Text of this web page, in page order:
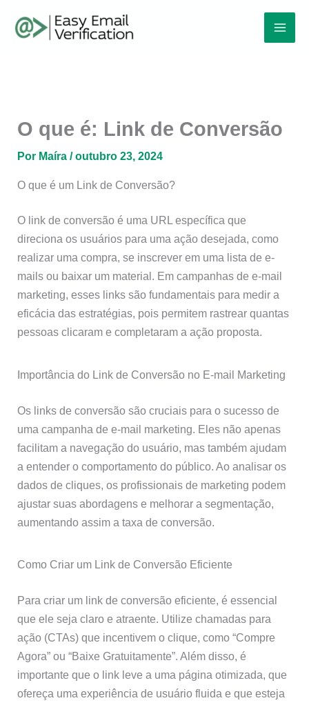
para
O que é: Link de Conversão
Por Maíra/outubro 23, 2024
O que é um Link de Conversão?
O link de conversão é uma URL específica que
direciona os usuários para uma ação desejada, como
realizar uma compra, se inscrever em uma lista de e-
mails ou baixar um material. Em campanhas de e-mail
marketing, esses links são fundamentais para medir a
eficácia das estratégias, pois permitem rastrear quantas
pessoas clicaram e completaram a ação proposta.
Importância do Link de Conversão no E-mail Marketing
Os links de conversão são cruciais para o sucesso de
uma campanha de e-mail marketing. Eles não apenas
facilitam a navegação do usuário, mas também ajudam
a entender o comportamento do público. Ao analisar os
dados de cliques, os profissionais de marketing podem
ajustar suas abordagens e melhorar a segmentação,
aumentando assim a taxa de conversão.
Como Criar um Link de Conversão Eficiente
Para criar um link de conversão eficiente, é essencial
que ele seja claro e atraente. Utilize chamadas para
ação (CTAs) que incentivem o clique, como “Compre
Agora” ou “Baixe Gratuitamente”. Além disso, é
importante que o link leve a uma página otimizada, que
ofereça uma experiência de usuário fluida e que esteja